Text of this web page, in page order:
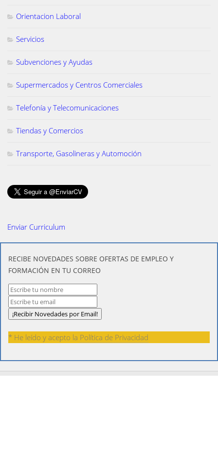
Orientacion Laboral
Servicios
Subvenciones y Ayudas
Supermercados y Centros Comerciales
Telefonía y Telecomunicaciones
Tiendas y Comercios
Transporte, Gasolineras y Automoción
Enviar Curriculum
​RECIBE NOVEDADES SOBRE OFERTAS DE EMPLEO Y
FORMACIÓN EN TU CORREO
* He leído y acepto la Política de Privacidad